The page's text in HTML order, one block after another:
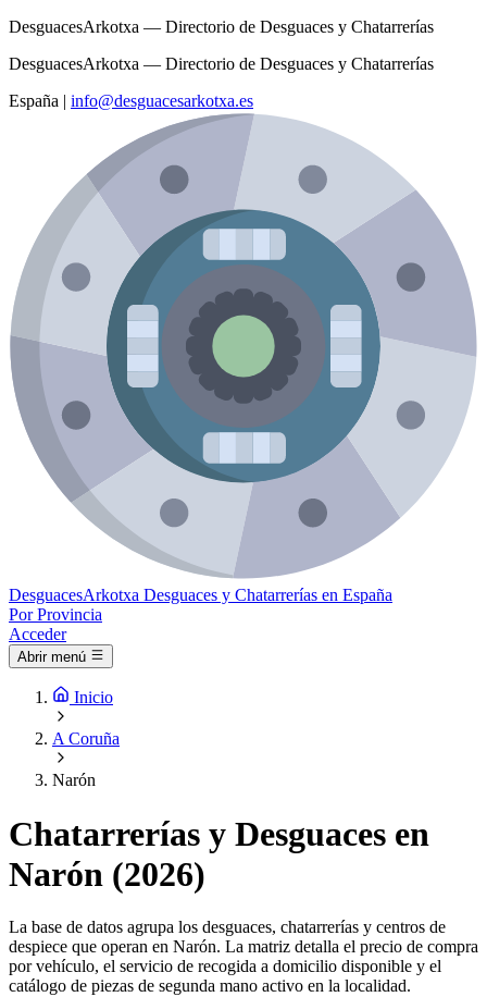
DesguacesArkotxa — Directorio de Desguaces y Chatarrerías
DesguacesArkotxa — Directorio de Desguaces y Chatarrerías
España | info@desguacesarkotxa.es
DesguacesArkotxa Desguaces y Chatarrerías en España
Por Provincia
Acceder
Abrir menú
Inicio
A Coruña
Narón
Chatarrerías y Desguaces en
Narón (2026)
La base de datos agrupa los desguaces, chatarrerías y centros de
despiece que operan en Narón. La matriz detalla el precio de compra
por vehículo, el servicio de recogida a domicilio disponible y el
catálogo de piezas de segunda mano activo en la localidad.